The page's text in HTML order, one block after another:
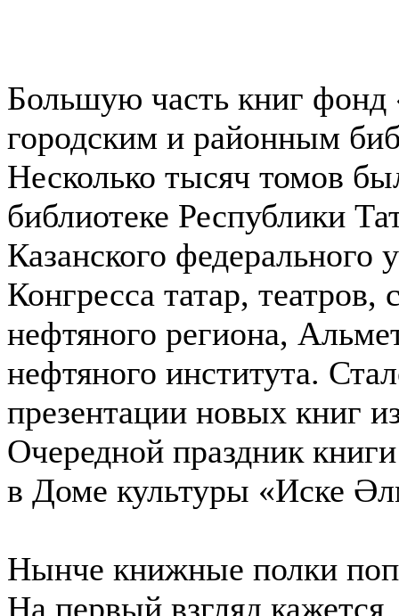
Большую часть книг фонд
городским и районным
Несколько тысяч томов
библиотеке Республики
Казанского федерального
Конгресса татар,
нефтяного региона,
нефтяного института.
презентации новых книг
Очередной праздник
в Доме культуры «Иске
Нынче книжные полки
На первый взгляд